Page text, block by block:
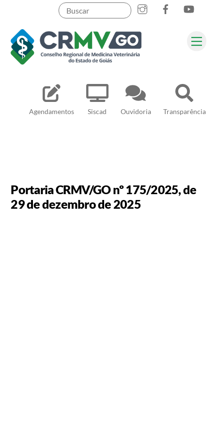
content
Agendamentos Siscad Ouvidoria Transparência
Pesquisar
Portaria CRMV/GO nº 175/2025, de
29 de dezembro de 2025